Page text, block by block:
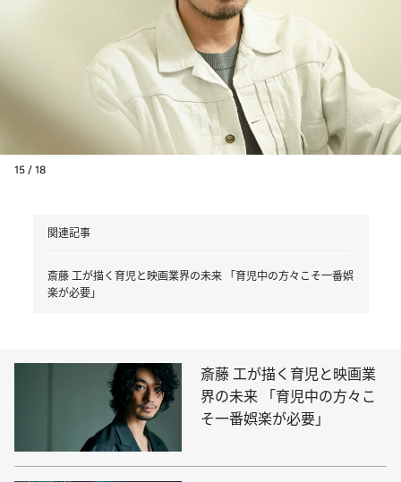
15 / 18
関連記事
斎藤 工が描く育児と映画業界の未来 「育児中の方々こそ一番娯
楽が必要」
斎藤 工が描く育児と映画業
界の未来 「育児中の方々こ
そ一番娯楽が必要」